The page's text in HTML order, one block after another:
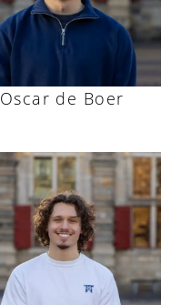
Oscar de Boer